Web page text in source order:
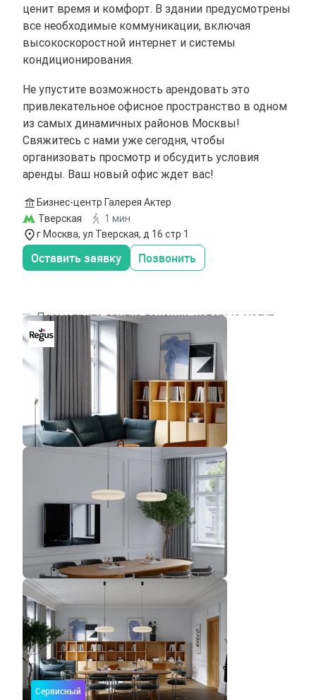
ценит время и комфорт. В здании предусмотрены
все необходимые коммуникации, включая
высокоскоростной интернет и системы
кондиционирования.
Не упустите возможность арендовать это
привлекательное офисное пространство в одном
из самых динамичных районов Москвы!
Свяжитесь с нами уже сегодня, чтобы
организовать просмотр и обсудить условия
аренды. Ваш новый офис ждет вас!
Бизнес-центр Галерея Актер
Тверская
1 мин
г Москва, ул Тверская, д 16 стр 1
Оставить заявку Позвонить
Посмотрите другие локации, которые могут
подходить под ваш запрос
Сервисный